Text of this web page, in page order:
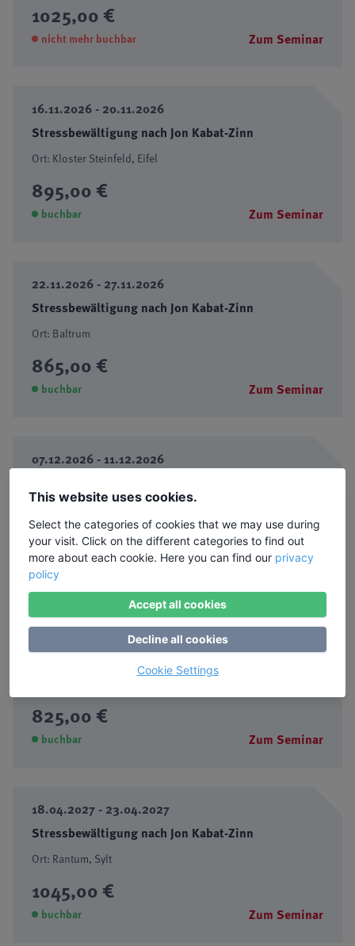
1025,00 €
nicht mehr buchbar Zum Seminar
16.11.2026 - 20.11.2026
Stressbewältigung nach Jon Kabat-Zinn
Ort: Kloster Steinfeld, Eifel
895,00 €
buchbar Zum Seminar
22.11.2026 - 27.11.2026
Stressbewältigung nach Jon Kabat-Zinn
Ort: Baltrum
865,00 €
buchbar Zum Seminar
07.12.2026 - 11.12.2026
845,00 €
buchbar Zum Seminar
15.03.2027 - 19.03.2027
Stressbewältigung nach Jon Kabat-Zinn
825,00 €
buchbar Zum Seminar
18.04.2027 - 23.04.2027
Stressbewältigung nach Jon Kabat-Zinn
Ort: Rantum, Sylt
1045,00 €
buchbar Zum Seminar
This website uses cookies.
Select the categories of cookies that we may use during
your visit. Click on the different categories to find out
more about each cookie. Here you can find our privacy
policy
Accept all cookies
Decline all cookies
Cookie Settings